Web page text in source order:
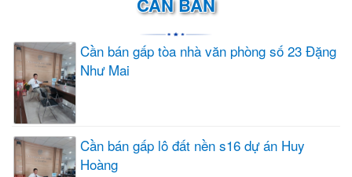
Cần bán gấp tòa nhà văn phòng số 23 Đặng
Như Mai
Cần bán gấp lô đất nền s16 dự án Huy
Hoàng